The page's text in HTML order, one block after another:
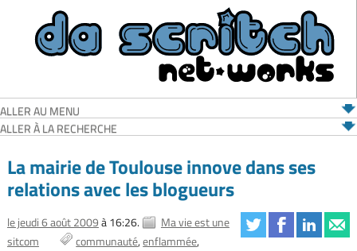
ALLER AU MENU
ALLER À LA RECHERCHE
La mairie de Toulouse innove dans ses
relations avec les blogueurs
le jeudi 6 août 2009à 16:26.
Ma vie est une
sitcom
communauté enflammée